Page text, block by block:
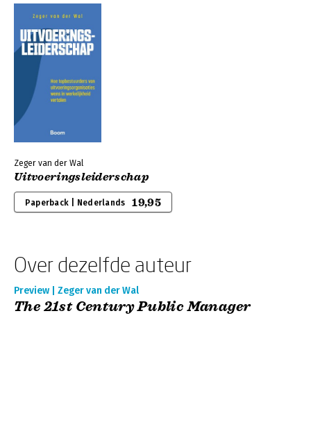
Zeger van der Wal
Uitvoeringsleiderschap
Paperback | Nederlands 19,95
Over dezelfde auteur
Preview | Zeger van der Wal
The 21st Century Public Manager